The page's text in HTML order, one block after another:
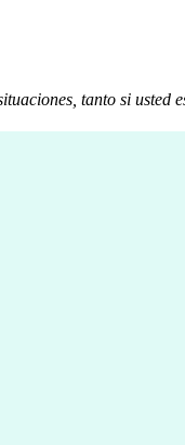
tanto si